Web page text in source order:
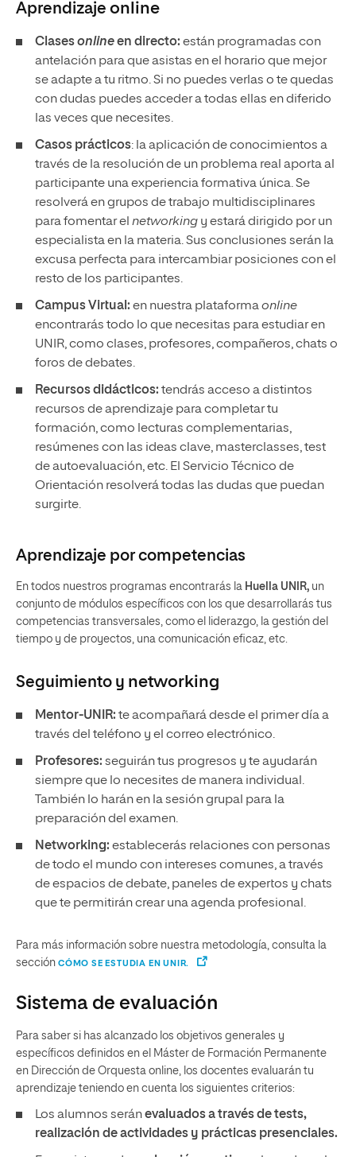
Aprendizaje online
Clasesonlineen directo: están programadas con
antelación para que asistas en el horario que mejor
se adapte a tu ritmo. Si no puedes verlas o te quedas
con dudas puedes acceder a todas ellas en diferido
las veces que necesites.
Casos prácticos: la aplicación de conocimientos a
través de la resolución de un problema real aporta al
participante una experiencia formativa única. Se
resolverá en grupos de trabajo multidisciplinares
para fomentar el networking y estará dirigido por un
especialista en la materia. Sus conclusiones serán la
excusa perfecta para intercambiar posiciones con el
resto de los participantes.
Campus Virtual: en nuestra plataformaonline
encontrarás todo lo que necesitas para estudiar en
UNIR, como clases, profesores, compañeros, chats o
foros de debates.
Recursos didácticos: tendrás acceso a distintos
recursos de aprendizaje para completar tu
formación, como lecturas complementarias,
resúmenes con las ideas clave, masterclasses, test
de autoevaluación, etc. El Servicio Técnico de
Orientación resolverá todas las dudas que puedan
surgirte.
Aprendizaje por competencias
En todos nuestros programas encontrarás la Huella UNIR, un
conjunto de módulos específicos con los que desarrollarás tus
competencias transversales, como el liderazgo, la gestión del
tiempo y de proyectos, una comunicación eficaz, etc.
Seguimiento y networking
Mentor-UNIR: te acompañará desde el primer día a
través del teléfono y el correo electrónico.
Profesores: seguirán tus progresos y te ayudarán
siempre que lo necesites de manera individual.
También lo harán en la sesión grupal para la
preparación del examen.
Networking: establecerás relaciones con personas
de todo el mundo con intereses comunes, a través
de espacios de debate, paneles de expertos y chats
que te permitirán crear una agenda profesional.
Para más información sobre nuestra metodología, consulta la
sección CÓMO SE ESTUDIA EN UNIR.
Sistema de evaluación
Para saber si has alcanzado los objetivos generales y
específicos definidos en el Máster de Formación Permanente
en Dirección de Orquesta online, los docentes evaluarán tu
aprendizaje teniendo en cuenta los siguientes criterios:
Los alumnos seránevaluados a través de tests,
realización de actividades y prácticas presenciales.